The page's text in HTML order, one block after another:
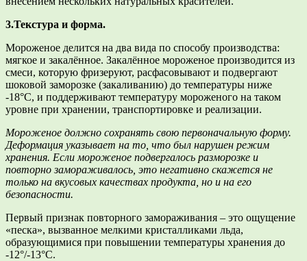
3.Текстура и форма.
Мороженое делится на два вида по способу производства:
мягкое и закалённое. Закалённое мороженое производится из
смеси, которую фризеруют, расфасовывают и подвергают
шоковой заморозке (закаливанию) до температуры ниже
-18°С, и поддерживают температуру мороженого на таком
уровне при хранении, транспортировке и реализации.
Мороженое должно сохранять свою первоначальную форму.
Деформация указывает на то, что был нарушен режим
хранения. Если мороженое подвергалось разморозке и
повторно замораживалось, это негативно скажется не
только на вкусовых качествах продукта, но и на его
безопасности.
Первый признак повторного замораживания – это ощущение
«песка», вызванное мелкими кристалликами льда,
образующимися при повышении температуры хранения до
-12°/-13°С.